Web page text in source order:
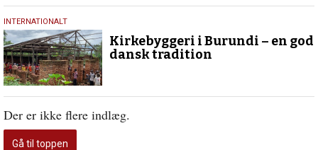
18.
juni
2022
INTERNATIONALT
Kirkebyggeri i Burundi – en god
dansk tradition
Der er ikke flere indlæg.
Gå til toppen